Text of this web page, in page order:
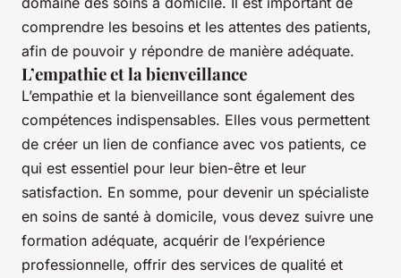
comprendre les besoins et les attentes des patients,
afin de pouvoir y répondre de manière adéquate.
L’empathie et la bienveillance
L’empathie et la bienveillance sont également des
compétences indispensables. Elles vous permettent
de créer un lien de confiance avec vos patients, ce
qui est essentiel pour leur bien-être et leur
satisfaction. En somme, pour devenir un spécialiste
en soins de santé à domicile, vous devez suivre une
formation adéquate, acquérir de l’expérience
professionnelle, offrir des services de qualité et